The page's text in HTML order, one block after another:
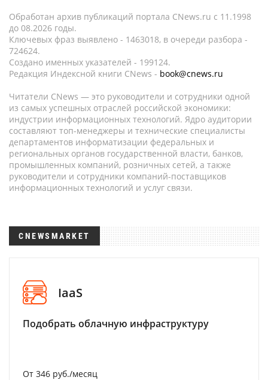
Обработан архив публикаций портала CNews.ru c 11.1998
до 08.2026 годы.
Ключевых фраз выявлено - 1463018, в очереди разбора -
724624.
Создано именных указателей - 199124.
Редакция Индексной книги CNews - book@cnews.ru
Читатели CNews — это руководители и сотрудники одной
из самых успешных отраслей российской экономики:
индустрии информационных технологий. Ядро аудитории
составляют топ-менеджеры и технические специалисты
департаментов информатизации федеральных и
региональных органов государственной власти, банков,
промышленных компаний, розничных сетей, а также
руководители и сотрудники компаний-поставщиков
информационных технологий и услуг связи.
CNEWSMARKET
IaaS
Подобрать облачную инфраструктуру
От 346 руб./месяц